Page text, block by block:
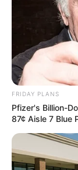
ราศีสิงห์ (17
ความรักไม่ค่อ
นอกใจอีกต่าง
ถามถึง เล็งใค
เดือน ความรัก
ความในใจจะ
ชื่นให้คนอื่นอิจ
ช่วงนี้สับสนในตั
ตัวดีคอยแนะน
FRIDAY PLANS
Pfizer's Billion-
87¢ Aisle 7 Blue